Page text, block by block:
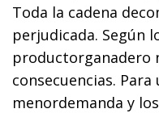
Toda la cadena
perjudicada. Según
productorganadero
consecuencias.
menordemanda y